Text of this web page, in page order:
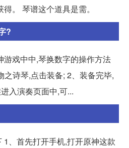
。 琴谱这个道具是需。
?
游戏中中,琴换数字的操作方法
之诗琴,点击装备; 2、装备完毕,
入演奏页面中,可...
1、首先打开手机,打开原神这款